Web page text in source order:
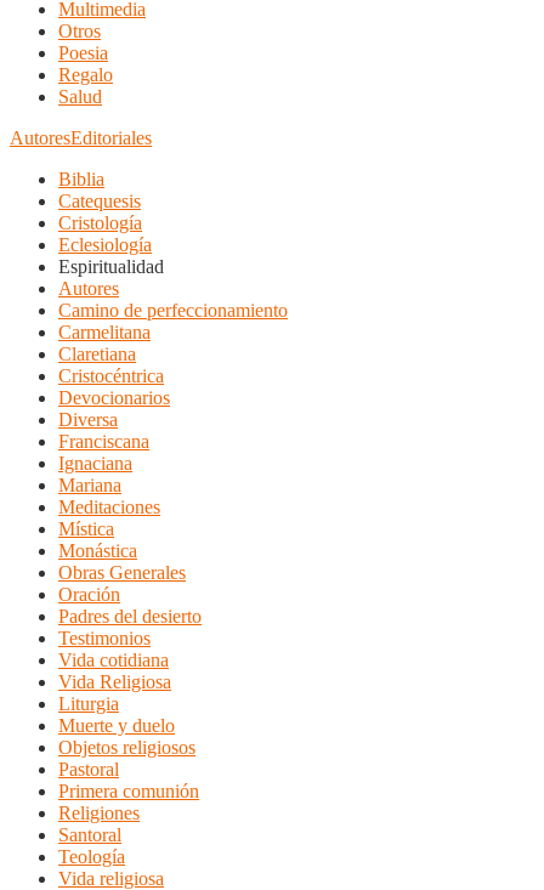
Multimedia
Otros
Poesia
Regalo
Salud
AutoresEditoriales
Biblia
Catequesis
Cristología
Eclesiología
Espiritualidad
Autores
Camino de perfeccionamiento
Carmelitana
Claretiana
Cristocéntrica
Devocionarios
Diversa
Franciscana
Ignaciana
Mariana
Meditaciones
Mística
Monástica
Obras Generales
Oración
Padres del desierto
Testimonios
Vida cotidiana
Vida Religiosa
Liturgia
Muerte y duelo
Objetos religiosos
Pastoral
Primera comunión
Religiones
Santoral
Teología
Vida religiosa